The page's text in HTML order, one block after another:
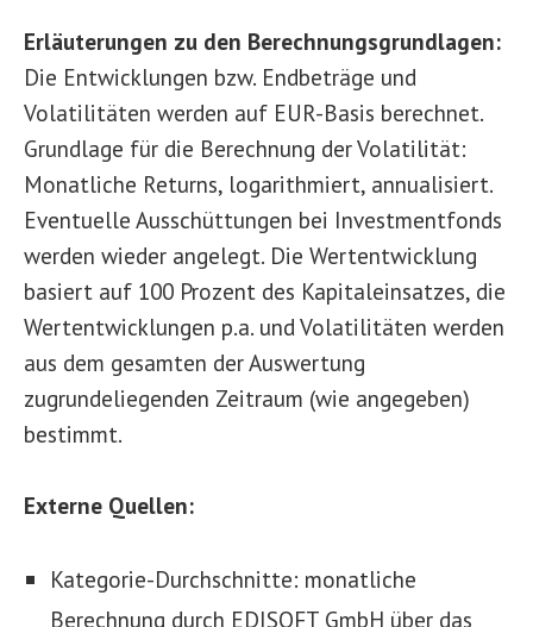
Erläuterungen zu den Berechnungsgrundlagen:
Die Entwicklungen bzw. Endbeträge und
Volatilitäten werden auf EUR-Basis berechnet.
Grundlage für die Berechnung der Volatilität:
Monatliche Returns, logarithmiert, annualisiert.
Eventuelle Ausschüttungen bei Investmentfonds
werden wieder angelegt. Die Wertentwicklung
basiert auf 100 Prozent des Kapitaleinsatzes, die
Wertentwicklungen p.a. und Volatilitäten werden
aus dem gesamten der Auswertung
zugrundeliegenden Zeitraum (wie angegeben)
bestimmt.
Externe Quellen:
Kategorie-Durchschnitte: monatliche
Berechnung durch EDISOFT GmbH über das